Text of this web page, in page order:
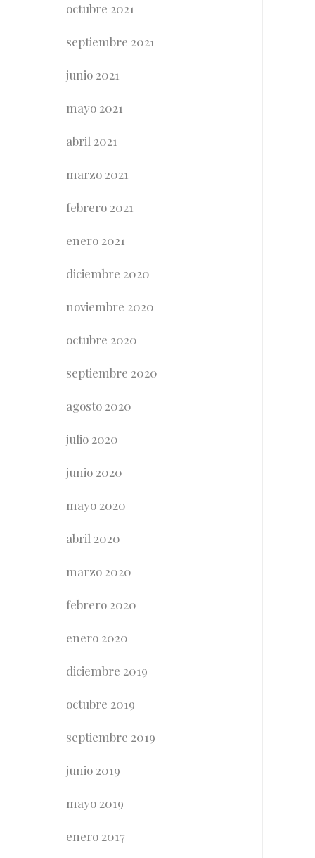
octubre 2021
septiembre 2021
junio 2021
mayo 2021
abril 2021
marzo 2021
febrero 2021
enero 2021
diciembre 2020
noviembre 2020
octubre 2020
septiembre 2020
agosto 2020
julio 2020
junio 2020
mayo 2020
abril 2020
marzo 2020
febrero 2020
enero 2020
diciembre 2019
octubre 2019
septiembre 2019
junio 2019
mayo 2019
enero 2017